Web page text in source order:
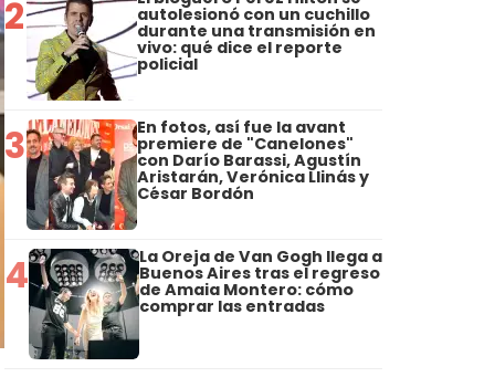
2 autolesionó con un cuchillo
durante una transmisión en
vivo: qué dice el reporte
policial
3 En fotos, así fue la avant
premiere de "Canelones"
con Darío Barassi, Agustín
Aristarán, Verónica Llinás y
César Bordón
4 La Oreja de Van Gogh llega a
Buenos Aires tras el regreso
de Amaia Montero: cómo
comprar las entradas